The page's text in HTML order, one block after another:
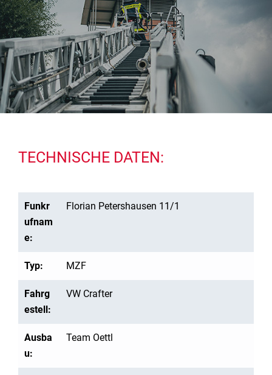
TECHNISCHE DATEN:
Funkr
ufnam
e:
Florian Petershausen 11/1
Typ: MZF
Fahrg
estell:
VW Crafter
Ausba
u:
Team Oettl